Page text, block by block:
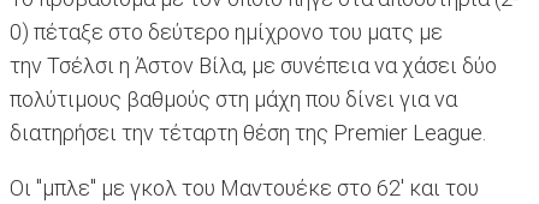
0) πέταξε στο δεύτερο ημίχρονο του ματς με
την Τσέλσι η Άστον Βίλα, με συνέπεια να χάσει δύο
πολύτιμους βαθμούς στη μάχη που δίνει για να
διατηρήσει την τέταρτη θέση της Premier League.
Οι "μπλε" με γκολ του Μαντουέκε στο 62' και του